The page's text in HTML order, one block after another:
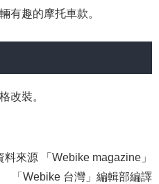
有趣的摩托車款。
改裝。
料來源 「Webike magazine」
「Webike 台灣」編輯部編譯